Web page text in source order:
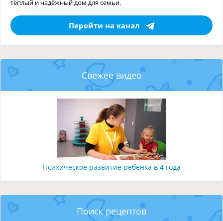
тёплый и надёжный дом для семьи.
Перейти на канал
Свежее видео
Психическое развитие ребенка в 4 года
Поиск рецептов